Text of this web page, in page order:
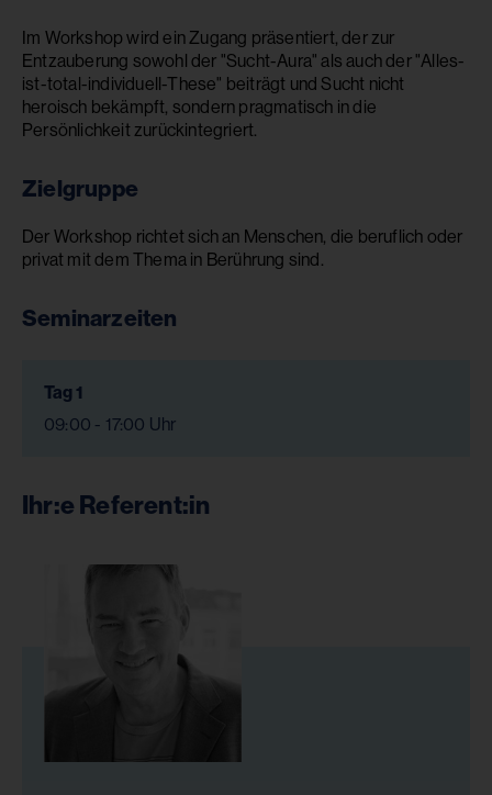
Im Workshop wird ein Zugang präsentiert, der zur
Entzauberung sowohl der "Sucht-Aura" als auch der "Alles-
ist-total-individuell-These" beiträgt und Sucht nicht
heroisch bekämpft, sondern pragmatisch in die
Persönlichkeit zurückintegriert.
Zielgruppe
Der Workshop richtet sich an Menschen, die beruflich oder
privat mit dem Thema in Berührung sind.
Seminarzeiten
Tag 1
09:00 - 17:00 Uhr
Ihr:e Referent:in